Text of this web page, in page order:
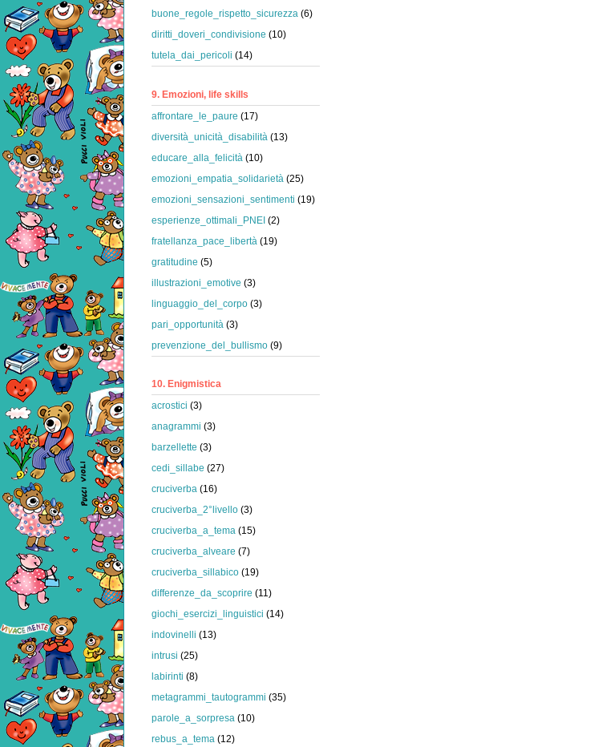
buone_regole_rispetto_sicurezza (6)
diritti_doveri_condivisione (10)
tutela_dai_pericoli (14)
9. Emozioni, life skills
affrontare_le_paure (17)
diversità_unicità_disabilità (13)
educare_alla_felicità (10)
emozioni_empatia_solidarietà (25)
emozioni_sensazioni_sentimenti (19)
esperienze_ottimali_PNEI (2)
fratellanza_pace_libertà (19)
gratitudine (5)
illustrazioni_emotive (3)
linguaggio_del_corpo (3)
pari_opportunità (3)
prevenzione_del_bullismo (9)
10. Enigmistica
acrostici (3)
anagrammi (3)
barzellette (3)
cedi_sillabe (27)
cruciverba (16)
cruciverba_2°livello (3)
cruciverba_a_tema (15)
cruciverba_alveare (7)
cruciverba_sillabico (19)
differenze_da_scoprire (11)
giochi_esercizi_linguistici (14)
indovinelli (13)
intrusi (25)
labirinti (8)
metagrammi_tautogrammi (35)
parole_a_sorpresa (10)
rebus_a_tema (12)